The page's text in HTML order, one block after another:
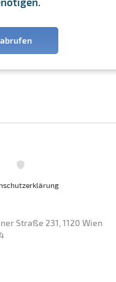
Straße 231, 1120 Wien